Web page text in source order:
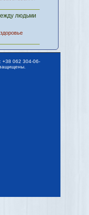
людьми
062 304-06-